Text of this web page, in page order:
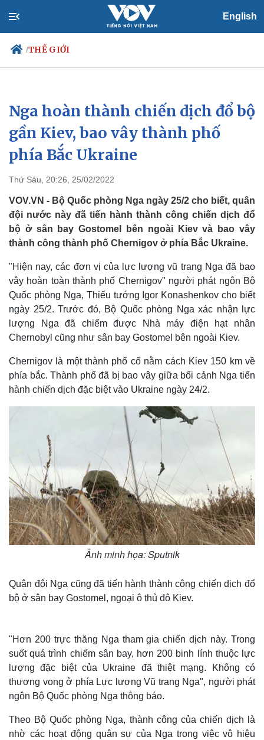
English
/THẾ GIỚI
Chính trị
Đảng
Tổ chức nhân sự
Quốc hội
Nhận diện sự thật
Xã hội
Tin 24h
Dự báo thời tiết
Nga hoàn thành chiến dịch đổ bộ
gần Kiev, bao vây thành phố
phía Bắc Ukraine
Thứ Sáu, 20:26, 25/02/2022
VOV.VN - Bộ Quốc phòng Nga ngày 25/2 cho biết, quân
đội nước này đã tiến hành thành công chiến dịch đổ
bộ ở sân bay Gostomel bên ngoài Kiev và bao vây
thành công thành phố Chernigov ở phía Bắc Ukraine.
"Hiện nay, các đơn vị của lực lượng vũ trang Nga đã bao
vây hoàn toàn thành phố Chernigov" người phát ngôn Bộ
Quốc phòng Nga, Thiếu tướng Igor Konashenkov cho biết
ngày 25/2. Trước đó, Bộ Quốc phòng Nga xác nhận lực
lượng Nga đã chiếm được Nhà máy điện hạt nhân
Chernobyl cũng như sân bay Gostomel bên ngoài Kiev.
Chernigov là một thành phố cổ nằm cách Kiev 150 km về
phía bắc. Thành phố đã bị bao vây giữa bối cảnh Nga tiến
hành chiến dịch đặc biệt vào Ukraine ngày 24/2.
Ảnh minh họa: Sputnik
Quân đội Nga cũng đã tiến hành thành công chiến dịch đổ
bộ ở sân bay Gostomel, ngoại ô thủ đô Kiev.
"Hơn 200 trực thăng Nga tham gia chiến dịch này. Trong
suốt quá trình chiếm sân bay, hơn 200 binh lính thuộc lực
lượng đặc biệt của Ukraine đã thiệt mạng. Không có
thương vong ở phía Lực lượng Vũ trang Nga", người phát
ngôn Bộ Quốc phòng Nga thông báo.
Theo Bộ Quốc phòng Nga, thành công của chiến dịch là
nhờ các hoạt động quân sự của Nga trong việc vô hiệu